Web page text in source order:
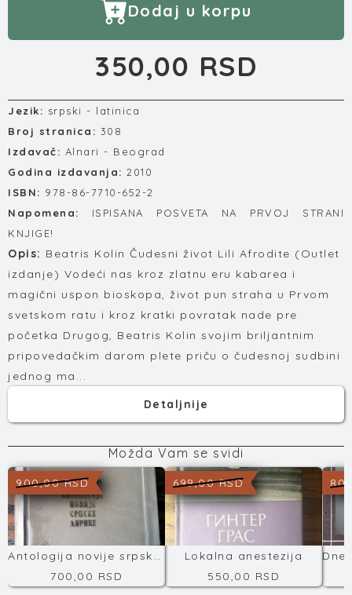
Dodaj u korpu
350,00 RSD
Jezik: srpski - latinica
Broj stranica: 308
Izdavač: Alnari - Beograd
Godina izdavanja: 2010
ISBN: 978-86-7710-652-2
Napomena:
ISPISANA POSVETA NA PRVOJ STRANI
KNJIGE!
Opis: Beatris Kolin Čudesni život Lili Afrodite (Outlet
izdanje) Vodeći nas kroz zlatnu eru kabarea i
magični uspon bioskopa, život pun straha u Prvom
svetskom ratu i kroz kratki povratak nade pre
početka Drugog, Beatris Kolin svojim briljantnim
pripovedačkim darom plete priču o čudesnoj sudbini
jednog ma...
Detaljnije
Možda Vam se svidi
900,00 RSD
Antologija novije srpske književnosti
700,00 RSD
699,00 RSD
Lokalna anestezija
550,00 RSD